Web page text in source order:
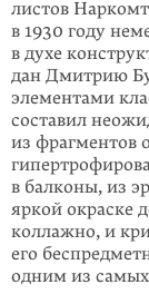
листов
в 1930 году
в духе
дан Дмитрию
элементами
составил
из фрагментов
в балконы, из
яркой окраске
коллаж­но, и
его
одним из